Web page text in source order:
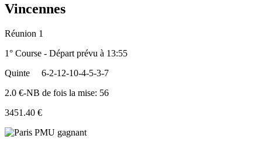
Vincennes
Réunion 1
1° Course - Départ prévu à 13:55
Quinte
6-2-12-10-4-5-3-7
2.0 €-NB de fois la mise: 56
3451.40 €